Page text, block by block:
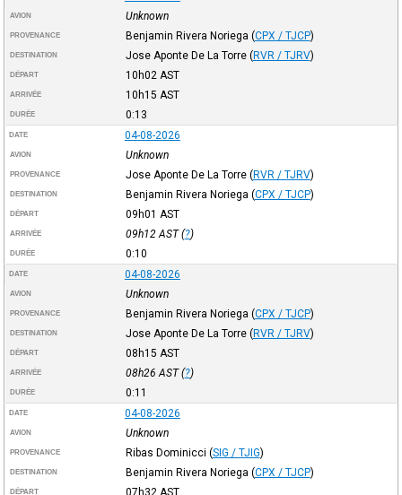
AVION Unknown
PROVENANCE Benjamin Rivera Noriega (CPX / TJCP)
DESTINATION Jose Aponte De La Torre (RVR / TJRV)
DÉPART 10h02 AST
ARRIVÉE 10h15 AST
DURÉE 0:13
DATE 04-08-2026
AVION Unknown
PROVENANCE Jose Aponte De La Torre (RVR / TJRV)
DESTINATION Benjamin Rivera Noriega (CPX / TJCP)
DÉPART 09h01 AST
ARRIVÉE 09h12 AST(?)
DURÉE 0:10
DATE 04-08-2026
AVION Unknown
PROVENANCE Benjamin Rivera Noriega (CPX / TJCP)
DESTINATION Jose Aponte De La Torre (RVR / TJRV)
DÉPART 08h15 AST
ARRIVÉE 08h26 AST(?)
DURÉE 0:11
DATE 04-08-2026
AVION Unknown
PROVENANCE Ribas Dominicci (SIG / TJIG)
DESTINATION Benjamin Rivera Noriega (CPX / TJCP)
DÉPART 07h32 AST